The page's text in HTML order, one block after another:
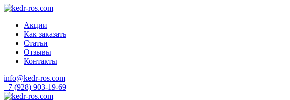
Акции
Как заказать
Статьи
Отзывы
Контакты
info@kedr-ros.com
+7 (928) 903-19-69